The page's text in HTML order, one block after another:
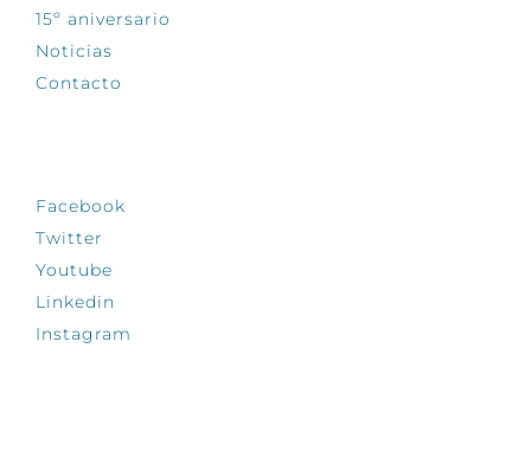
15º aniversario
Noticias
Contacto
Facebook
Twitter
Youtube
Linkedin
Instagram